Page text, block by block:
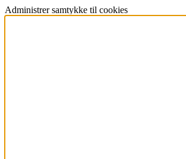
Administrer samtykke til cookies